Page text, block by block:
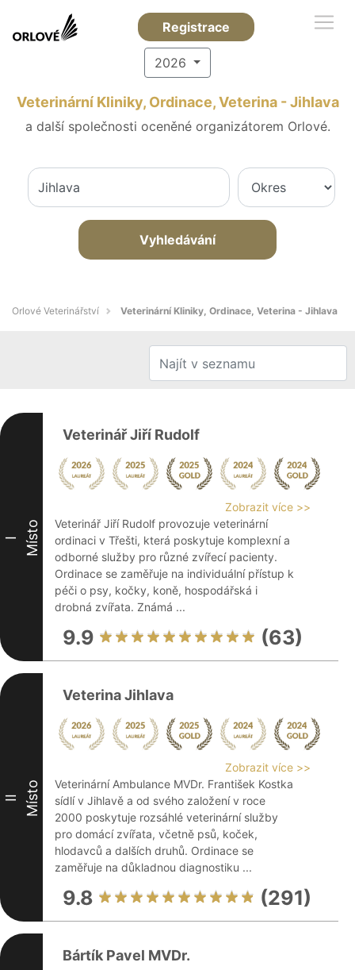
Registrace
2026
Veterinární Kliniky, Ordinace, Veterina - Jihlava
a další společnosti oceněné organizátorem Orlové.
Vyhledávání
Orlové Veterinářství Veterinární Kliniky, Ordinace, Veterina - Jihlava
I Místo
Veterinář Jiří Rudolf
Zobrazit více >>
Veterinář Jiří Rudolf provozuje veterinární
ordinaci v Třešti, která poskytuje komplexní a
odborné služby pro různé zvířecí pacienty.
Ordinace se zaměřuje na individuální přístup k
péči o psy, kočky, koně, hospodářská i
drobná zvířata. Známá ...
9.9 (63)
II Místo
Veterina Jihlava
Zobrazit více >>
Veterinární Ambulance MVDr. František Kostka
sídlí v Jihlavě a od svého založení v roce
2000 poskytuje rozsáhlé veterinární služby
pro domácí zvířata, včetně psů, koček,
hlodavců a dalších druhů. Ordinace se
zaměřuje na důkladnou diagnostiku ...
9.8 (291)
Bártík Pavel MVDr.